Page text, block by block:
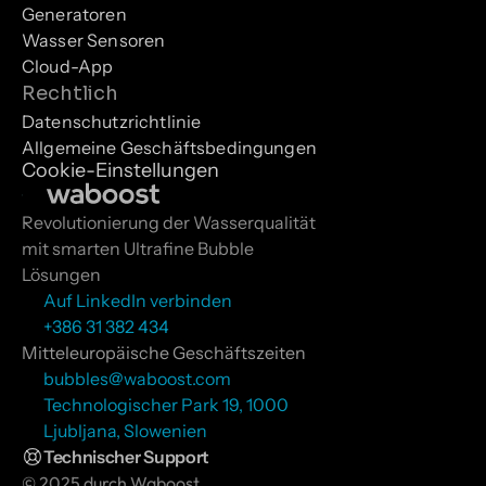
Revolutionierung der Wasserqualität
mit smarten Ultrafine Bubble
Lösungen
Auf LinkedIn verbinden
+386 31 382 434
Mitteleuropäische Geschäftszeiten
bubbles@waboost.com
Technologischer Park 19, 1000
Ljubljana, Slowenien
Technischer Support
Generatoren
Wasser Sensoren
Cloud-App
Rechtlich
Datenschutzrichtlinie
Allgemeine Geschäftsbedingungen
Cookie-Einstellungen